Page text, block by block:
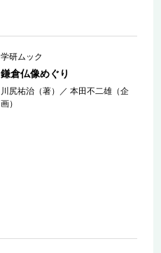
学研ムック
鎌倉仏像めぐり
川尻祐治（著） ／本田不二雄（企
画）